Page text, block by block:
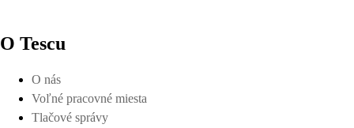
O Tescu
O nás
Voľné pracovné miesta
Tlačové správy